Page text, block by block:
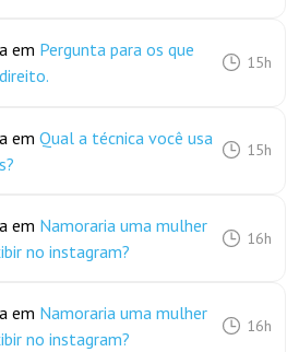
em Pergunta para os que
15h
em Qual a técnica você usa
15h
em Namoraria uma mulher
no instagram?
16h
em Namoraria uma mulher
no instagram?
16h